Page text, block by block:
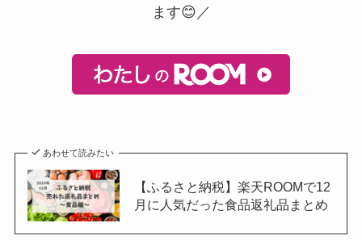
ます😊／
あわせて読みたい
【ふるさと納税】楽天ROOMで12
月に人気だった食品返礼品まとめ